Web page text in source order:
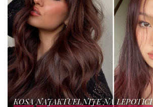
KOSA NAJAKTUELNIJE NA LEPOTICI